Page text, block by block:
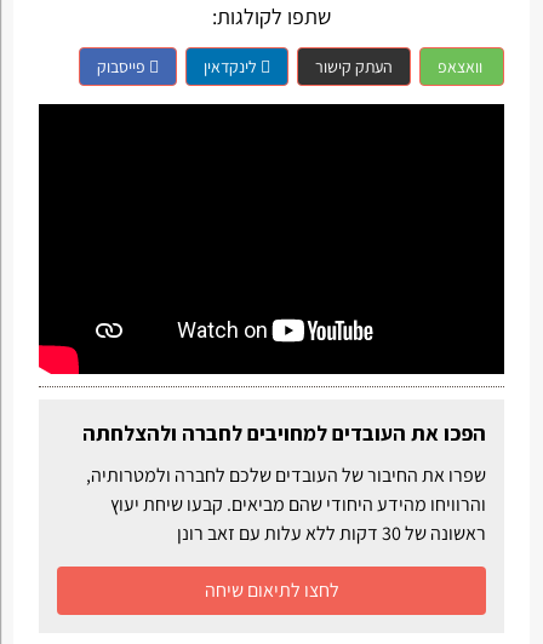
שתפו לקולגות:
וואצאפ העתק קישור לינקדאין פייסבוק
הפכו את העובדים למחויבים לחברה ולהצלחתה
שפרו את החיבור של העובדים שלכם לחברה ולמטרותיה,
והרוויחו מהידע היחודי שהם מביאים. קבעו שיחת יעוץ
ראשונה של 30 דקות ללא עלות עם זאב רונן
לחצו לתיאום שיחה